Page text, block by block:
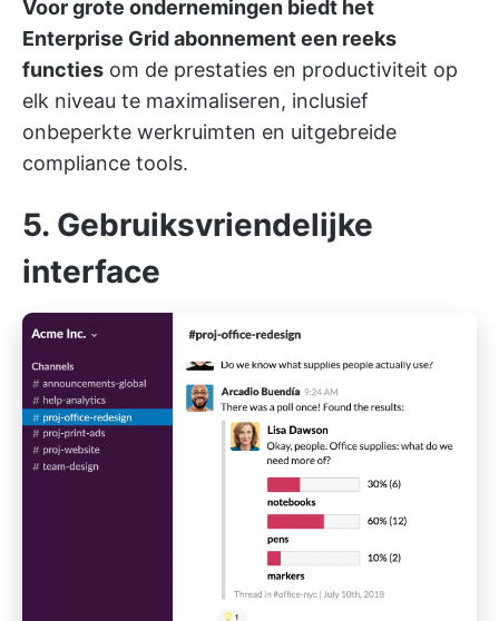
Voor grote ondernemingen biedt het
Enterprise Grid abonnement een reeks
functies om de prestaties en productiviteit op
elk niveau te maximaliseren, inclusief
onbeperkte werkruimten en uitgebreide
compliance tools.
5. Gebruiksvriendelijke
interface